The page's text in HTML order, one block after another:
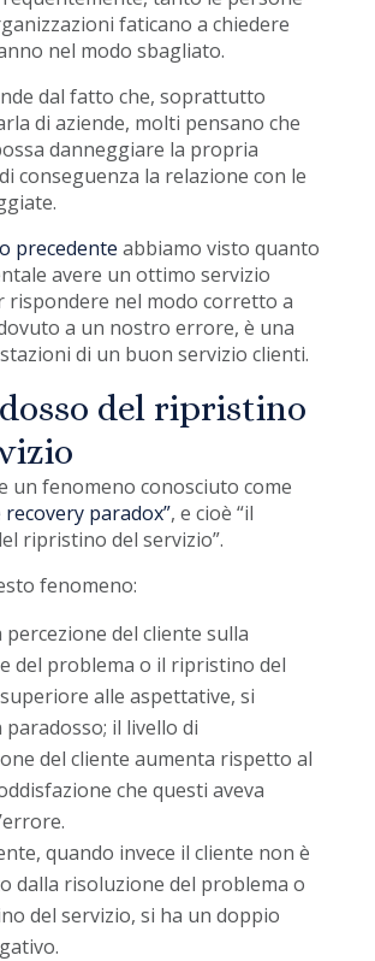
faticano a chiedere
nel modo sbagliato.
dal fatto che, soprattutto
di aziende, molti pensano che
danneggiare la propria
conseguenza la relazione con le
precedente abbiamo visto quanto
avere un ottimo servizio
rispondere nel modo corretto a
a un nostro errore, è una
di un buon servizio clienti.
del ripristino
un fenomeno conosciuto come
recovery paradox”, e cioè “il
ripristino del servizio”.
fenomeno:
percezione del cliente sulla
del problema o il ripristino del
alle aspettative, si
paradosso; il livello di
del cliente aumenta rispetto al
che questi aveva
quando invece il cliente non è
dalla risoluzione del problema o
del servizio, si ha un doppio